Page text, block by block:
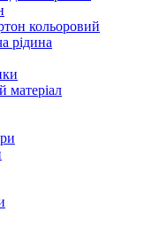
кольоровий
рідина
матеріал